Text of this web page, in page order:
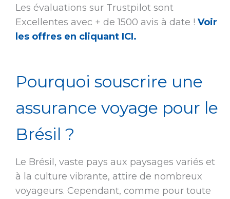
Les évaluations sur Trustpilot sont
Excellentes avec + de 1500 avis à date ! Voir
les offres en cliquant ICI.
Pourquoi souscrire une
assurance voyage pour le
Brésil ?
Le Brésil, vaste pays aux paysages variés et
à la culture vibrante, attire de nombreux
voyageurs. Cependant, comme pour toute